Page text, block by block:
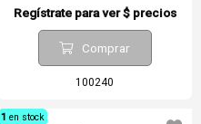
Regístrate para ver $ precios
Comprar
100240
1 en stock